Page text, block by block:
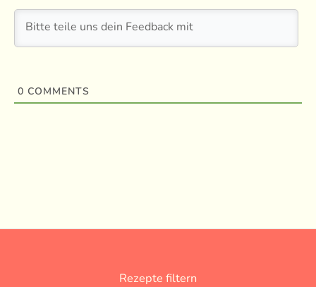
0 COMMENTS
Rezepte filtern